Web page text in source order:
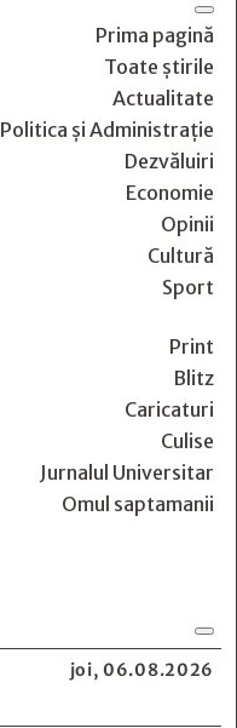
Prima pagină
Toate știrile
Actualitate
Politica și Administrație
Dezvăluiri
Economie
Opinii
Cultură
Sport
Print
Blitz
Caricaturi
Culise
Jurnalul Universitar
Omul saptamanii
joi, 06.08.2026